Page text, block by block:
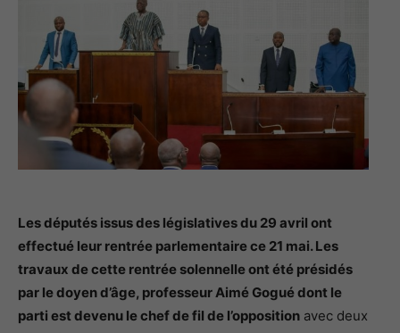
Les députés issus des législatives du 29 avril ont
effectué leur rentrée parlementaire ce 21 mai. Les
travaux de cette rentrée solennelle ont été présidés
par le doyen d’âge, professeur Aimé Gogué dont le
parti est devenu le chef de fil de l’opposition avec deux